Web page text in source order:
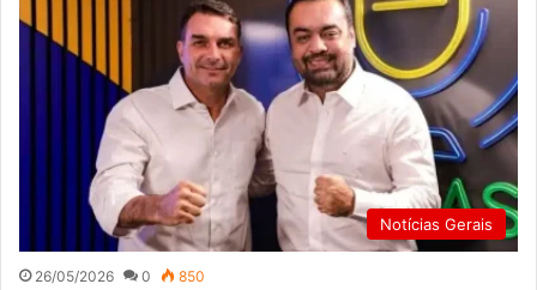
Notícias Gerais
26/05/2026 0 850